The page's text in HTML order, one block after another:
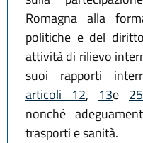
Romagna alla
politiche e del
attività di rilievo
suoi rapporti
articoli 12, 13e
nonché
trasporti e sanità.